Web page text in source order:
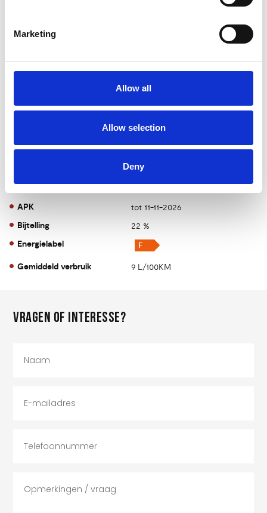
Marketing
Allow all
Allow selection
Deny
BTW/Marge
Emissieklasse
Cilinderinhoud 2998 CC
65 Liter
Gewicht 1800 KG
2000 KG
APK tot 11-11-2026
Bijtelling 22 %
Energielabel
Gemiddeld verbruik 9 L/100KM
VRAGEN OF INTERESSE?